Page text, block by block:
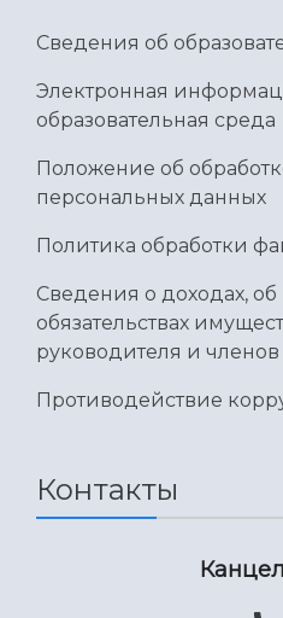
Сведения об
Электронная
образовательная среда
Положение об
персональных данных
Политика обработки
Сведения о доходах,
обязательствах
руководителя и
Противодействие
Контакты